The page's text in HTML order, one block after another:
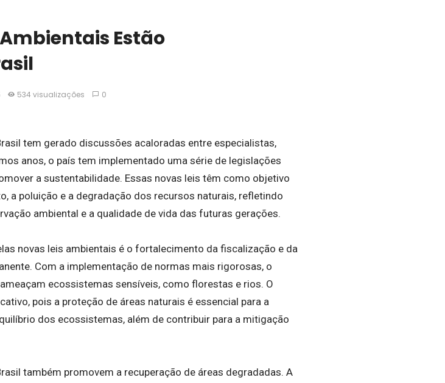
Estão
534 visualizações 0
tem gerado discussões acaloradas entre especialistas,
anos, o país tem implementado uma série de legislações
a sustentabilidade. Essas novas leis têm como objetivo
a poluição e a degradação dos recursos naturais, refletindo
ambiental e a qualidade de vida das futuras gerações.
novas leis ambientais é o fortalecimento da fiscalização e da
Com a implementação de normas mais rigorosas, o
ecossistemas sensíveis, como florestas e rios. O
pois a proteção de áreas naturais é essencial para a
dos ecossistemas, além de contribuir para a mitigação
também promovem a recuperação de áreas degradadas. A